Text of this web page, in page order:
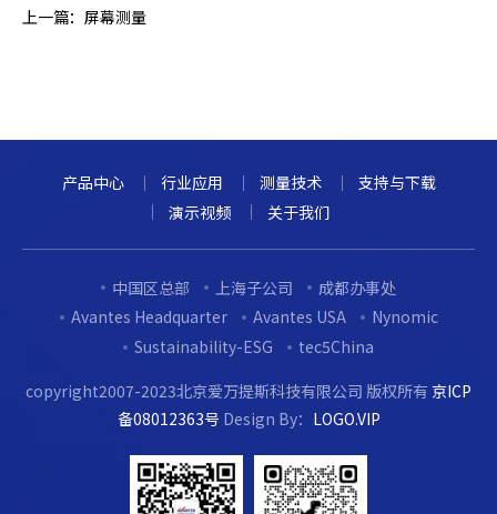
上一篇： 屏幕测量
产品中心 行业应用 测量技术
支持与下载
演示视频
关于我们
中国区总部 上海子公司
成都办事处
Avantes Headquarter
Avantes USA
Nynomic
Sustainability-ESG
tec5China
copyright2007-2023北京爱万提斯科技有限公司 版权所有 京ICP
备08012363号 Design By： LOGO.VIP